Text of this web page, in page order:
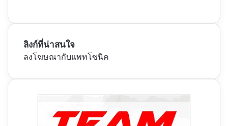
ลิงก์ที่น่าสนใจ
ลงโฆษณากับแพทโซนิค